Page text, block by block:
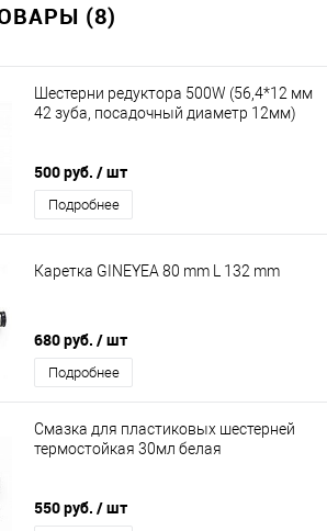
(8)
Шестерни редуктора 500W (56,4*12 мм
42 зуба, посадочный диаметр 12мм)
500 руб. / шт
Подробнее
Каретка GINEYEA 80 mm L 132 mm
680 руб. / шт
Подробнее
Смазка для пластиковых шестерней
термостойкая 30мл белая
550 руб. / шт